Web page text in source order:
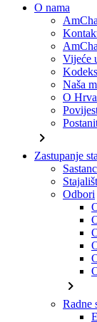
O nama
Vijeće
Naša
O
chevron_right
Zastupanje
Odbori
chevron_right
Radne